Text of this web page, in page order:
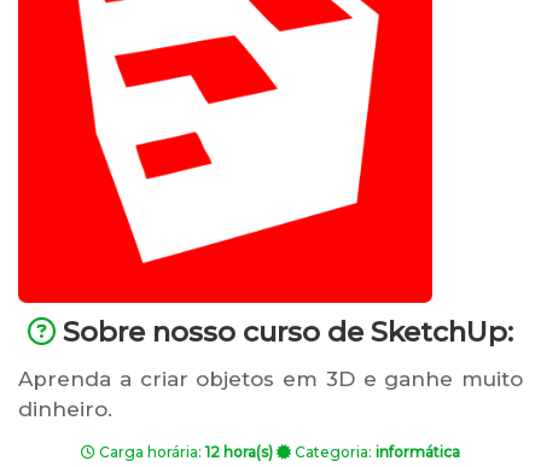
Sobre nosso curso de SketchUp:
Aprenda a criar objetos em 3D e ganhe muito
dinheiro.
Carga horária: 12 hora(s) Categoria: informática